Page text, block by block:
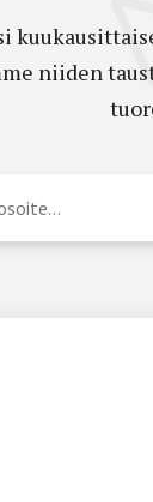
niiden